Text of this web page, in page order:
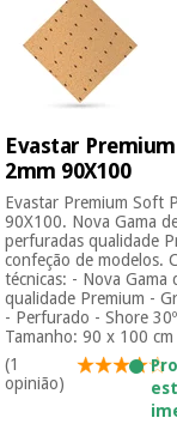
Evastar
2mm 90X100
Evastar Premium Soft
90X100. Nova Gama
perfuradas qualidade
confeção de modelos.
técnicas: - Nova Gama
qualidade Premium -
- Perfurado - Shore
Tamanho: 90 x 100 cm
(1
opinião)